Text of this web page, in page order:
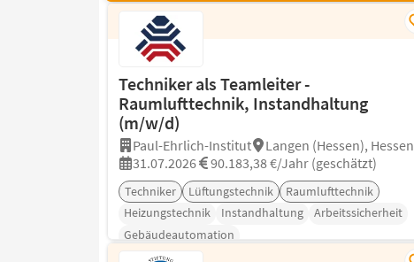
Techniker als Teamleiter -
Raumlufttechnik, Instandhaltung
(m/w/d)
Paul-Ehrlich-Institut
Langen (Hessen), Hessen
31.07.2026
90.183,38 €/Jahr (geschätzt)
Techniker Lüftungstechnik
Raumlufttechnik
Heizungstechnik
Instandhaltung
Arbeitssicherheit
Gebäudeautomation